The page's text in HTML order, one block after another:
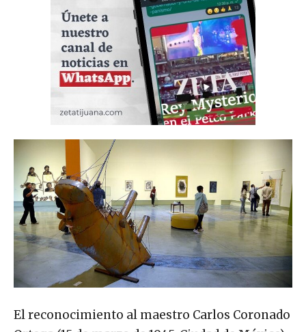
El reconocimiento al maestro Carlos Coronado